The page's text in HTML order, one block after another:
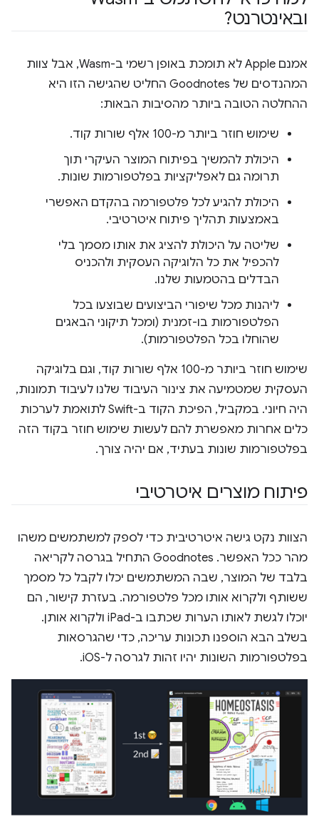
ובאינטרנט?
אמנם Apple לא תומכת באופן רשמי ב-Wasm, אבל צוות
המהנדסים של Goodnotes החליט שהגישה הזו היא
ההחלטה הטובה ביותר מהסיבות הבאות:
שימוש חוזר ביותר מ-100 אלף שורות קוד.
היכולת להמשיך בפיתוח המוצר העיקרי תוך
תרומה גם לאפליקציות בפלטפורמות שונות.
היכולת להגיע לכל פלטפורמה בהקדם האפשרי
באמצעות תהליך פיתוח איטרטיבי.
שליטה על היכולת להציג את אותו מסמך בלי
להכפיל את כל הלוגיקה העסקית ולהכניס
הבדלים בהטמעות שלנו.
ליהנות מכל שיפורי הביצועים שבוצעו בכל
הפלטפורמות בו-זמנית (ומכל תיקוני הבאגים
שהוחלו בכל הפלטפורמות).
שימוש חוזר ביותר מ-100 אלף שורות קוד, וגם בלוגיקה
העסקית שמטמיעה את צינור העיבוד שלנו לעיבוד תמונות,
היה חיוני. במקביל, הפיכת הקוד ב-Swift לתואמת לערכות
כלים אחרות מאפשרת להם לעשות שימוש חוזר בקוד הזה
בפלטפורמות שונות בעתיד, אם יהיה צורך.
פיתוח מוצרים איטרטיבי
הצוות נקט גישה איטרטיבית כדי לספק למשתמשים משהו
מהר ככל האפשר. Goodnotes התחיל בגרסה לקריאה
בלבד של המוצר, שבה המשתמשים יכלו לקבל כל מסמך
ששותף ולקרוא אותו מכל פלטפורמה. בעזרת קישור, הם
יוכלו לגשת לאותו הערות שכתבו ב-iPad ולקרוא אותן.
בשלב הבא הוספנו תכונות עריכה, כדי שהגרסאות
בפלטפורמות השונות יהיו זהות לגרסה ל-iOS.